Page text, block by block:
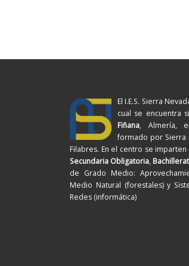
El I.E.S. Sierra
cual se encuentra
Fiñana, Almería,
formado por Sierra
Filabres. En el centro se imparten
Secundaria Obligatoria,
de Grado Medio:
Medio Natural (forestales) y
Redes (informática)